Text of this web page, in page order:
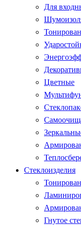
Для
Цветные
Стеклоизделия
Гнутое